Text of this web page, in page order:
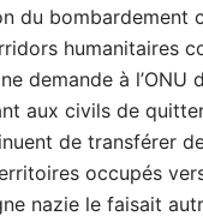
du bombardement
humanitaires
demande à l’ONU
aux civils de
de transférer
occupés
nazie le faisait